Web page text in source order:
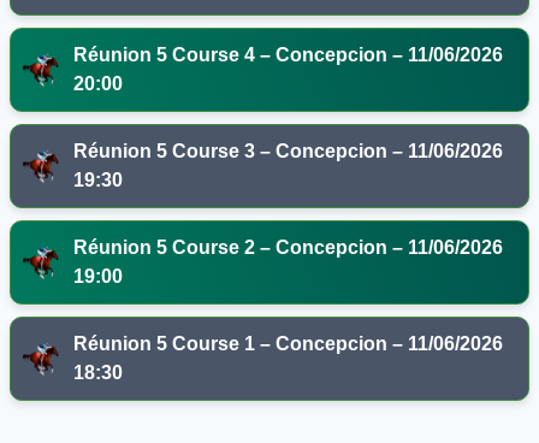
Réunion 5 Course 4 – Concepcion – 11/06/2026
20:00
Réunion 5 Course 3 – Concepcion – 11/06/2026
19:30
Réunion 5 Course 2 – Concepcion – 11/06/2026
19:00
Réunion 5 Course 1 – Concepcion – 11/06/2026
18:30